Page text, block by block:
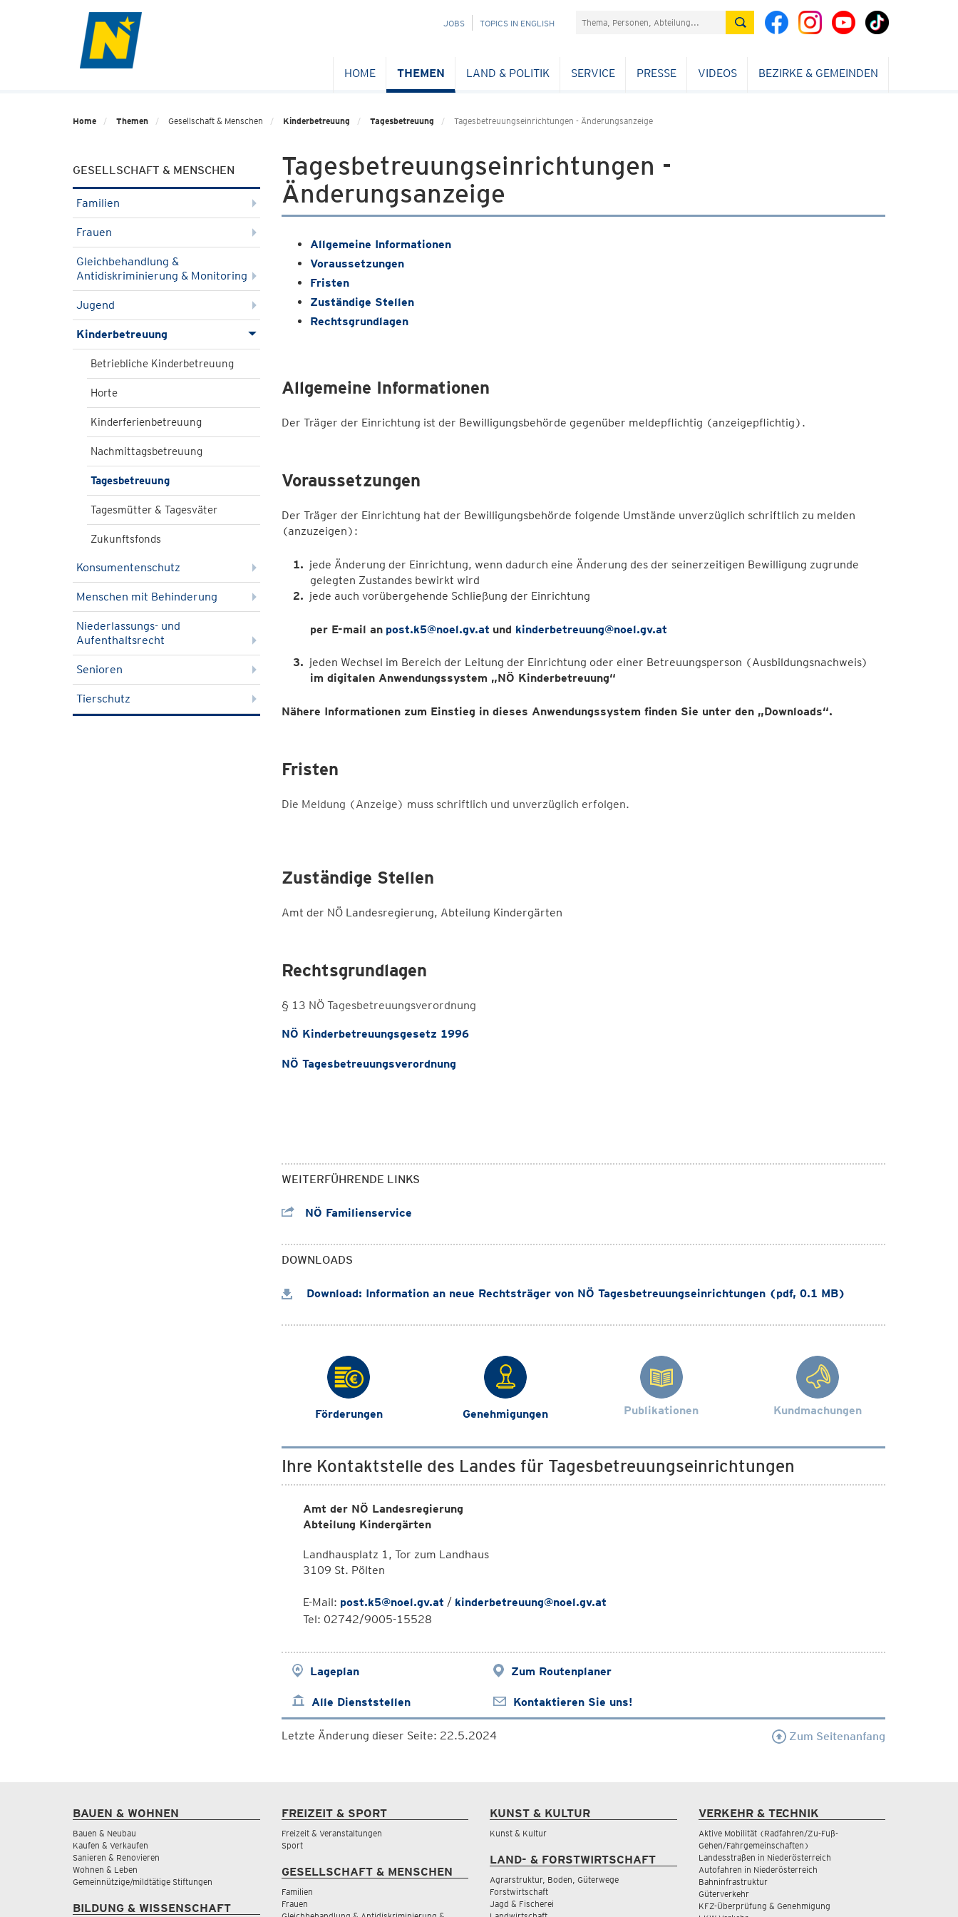
NAVIGATION
JOBS TOPICS IN ENGLISH Suchefeld
HOME THEMEN LAND & POLITIK SERVICE PRESSE VIDEOS BEZIRKE & GEMEINDEN
Home Themen Gesellschaft & Menschen Kinderbetreuung Tagesbetreuung Tagesbetreuungseinrichtungen - Änderungsanzeige
GESELLSCHAFT & MENSCHEN
Familien
Frauen
Gleichbehandlung &
Antidiskriminierung & Monitoring
Jugend
Kinderbetreuung
Betriebliche Kinderbetreuung
Horte
Kinderferienbetreuung
Nachmittagsbetreuung
Tagesbetreuung
Tagesmütter & Tagesväter
Zukunftsfonds
Konsumentenschutz
Menschen mit Behinderung
Niederlassungs- und
Aufenthaltsrecht
Senioren
Tierschutz
Tagesbetreuungseinrichtungen -
Änderungsanzeige
Allgemeine Informationen
Voraussetzungen
Fristen
Zuständige Stellen
Rechtsgrundlagen
Allgemeine Informationen
Der Träger der Einrichtung ist der Bewilligungsbehörde gegenüber meldepflichtig (anzeigepflichtig).
Voraussetzungen
Der Träger der Einrichtung hat der Bewilligungsbehörde folgende Umstände unverzüglich schriftlich zu melden
(anzuzeigen):
jede Änderung der Einrichtung, wenn dadurch eine Änderung des der seinerzeitigen Bewilligung zugrunde
gelegten Zustandes bewirkt wird
jede auch vorübergehende Schließung der Einrichtung
per E-mail an post.k5@noel.gv.at und kinderbetreuung@noel.gv.at
jeden Wechsel im Bereich der Leitung der Einrichtung oder einer Betreuungsperson (Ausbildungsnachweis)
im digitalen Anwendungssystem „NÖ Kinderbetreuung“
Nähere Informationen zum Einstieg in dieses Anwendungssystem finden Sie unter den „Downloads“.
Fristen
Die Meldung (Anzeige) muss schriftlich und unverzüglich erfolgen.
Zuständige Stellen
Amt der NÖ Landesregierung, Abteilung Kindergärten
Rechtsgrundlagen
§ 13 NÖ Tagesbetreuungsverordnung
NÖ Kinderbetreuungsgesetz 1996
NÖ Tagesbetreuungsverordnung
WEITERFÜHRENDE LINKS
NÖ Familienservice
DOWNLOADS
Download: Information an neue Rechtsträger von NÖ Tagesbetreuungseinrichtungen (pdf, 0.1 MB)
Förderungen Genehmigungen Publikationen Kundmachungen
Ihre Kontaktstelle des Landes für Tagesbetreuungseinrichtungen
Amt der NÖ Landesregierung
Abteilung Kindergärten
Landhausplatz 1, Tor zum Landhaus
3109 St. Pölten
E-Mail: post.k5@noel.gv.at / kinderbetreuung@noel.gv.at
Tel: 02742/9005-15528
Lageplan Zum Routenplaner
Alle Dienststellen Kontaktieren Sie uns!
Letzte Änderung dieser Seite: 22.5.2024 Zum Seitenanfang
BAUEN & WOHNEN
Bauen & Neubau
Kaufen & Verkaufen
Sanieren & Renovieren
Wohnen & Leben
Gemeinnützige/mildtätige Stiftungen
BILDUNG & WISSENSCHAFT
FREIZEIT & SPORT
Freizeit & Veranstaltungen
Sport
GESELLSCHAFT & MENSCHEN
Familien
Frauen
KUNST & KULTUR
Kunst & Kultur
LAND- & FORSTWIRTSCHAFT
Agrarstruktur, Boden, Güterwege
Forstwirtschaft
Jagd & Fischerei
VERKEHR & TECHNIK
Aktive Mobilität (Radfahren/Zu-Fuß-
Gehen/Fahrgemeinschaften)
Landesstraßen in Niederösterreich
Autofahren in Niederösterreich
Bahninfrastruktur
Güterverkehr
KFZ-Überprüfung & Genehmigung